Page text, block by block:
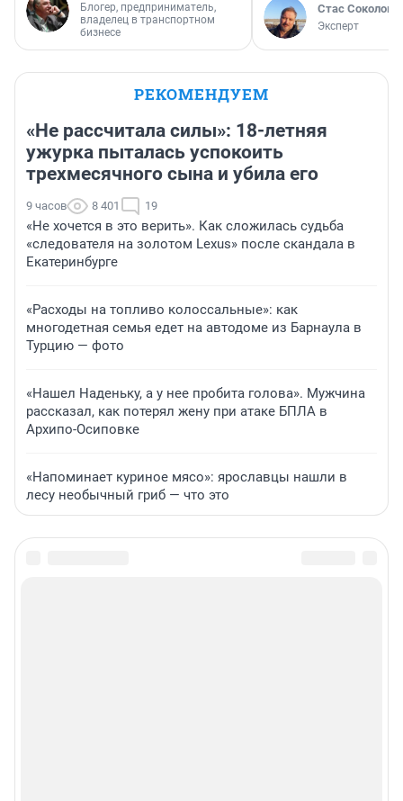
Блогер, предприниматель,
владелец в транспортном
бизнесе
Стас Соколов
Эксперт
РЕКОМЕНДУЕМ
«Не рассчитала силы»: 18-летняя
ужурка пыталась успокоить
трехмесячного сына и убила его
9 часов 8 401 19
«Не хочется в это верить». Как сложилась судьба
«следователя на золотом Lexus» после скандала в
Екатеринбурге
«Расходы на топливо колоссальные»: как
многодетная семья едет на автодоме из Барнаула в
Турцию — фото
«Нашел Наденьку, а у нее пробита голова». Мужчина
рассказал, как потерял жену при атаке БПЛА в
Архипо-Осиповке
«Напоминает куриное мясо»: ярославцы нашли в
лесу необычный гриб — что это